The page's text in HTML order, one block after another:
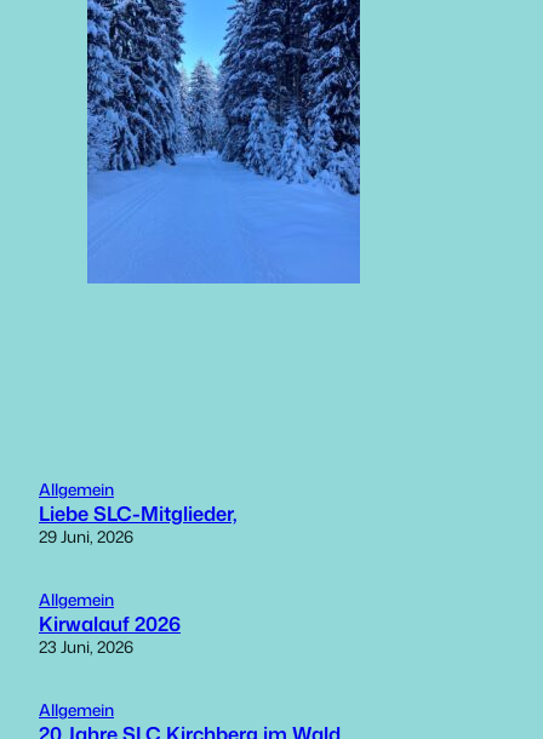
Allgemein
Liebe SLC-Mitglieder,
29 Juni, 2026
Allgemein
Kirwalauf 2026
23 Juni, 2026
Allgemein